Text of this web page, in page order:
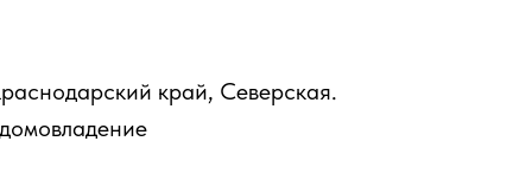
край, Северская.
домовладение